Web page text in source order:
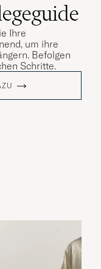
Ihre
um ihre
Befolgen
Schritte.